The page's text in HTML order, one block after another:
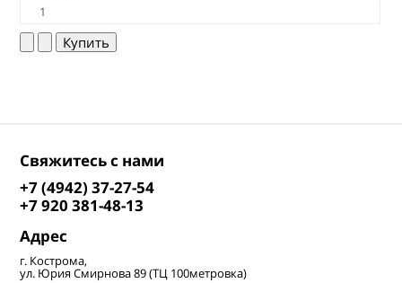
Свяжитесь с нами
+7 (4942) 37-27-54
+7 920 381-48-13
Адрес
г. Кострома,
ул. Юрия Смирнова 89 (ТЦ 100метровка)